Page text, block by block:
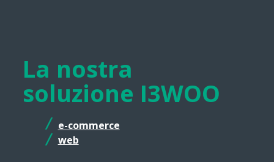
La nostra
soluzione I3WOO
e-commerce
web